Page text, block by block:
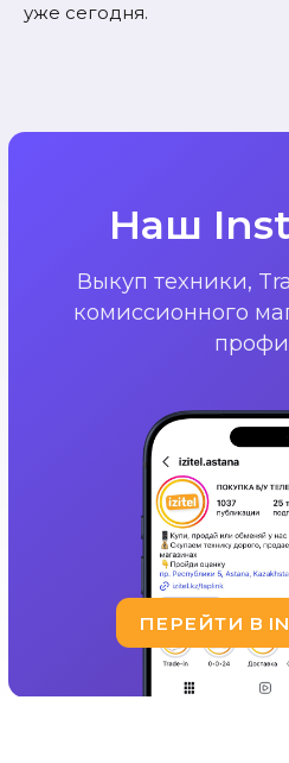
уже сегодня.